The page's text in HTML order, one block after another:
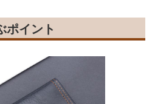
ポイント